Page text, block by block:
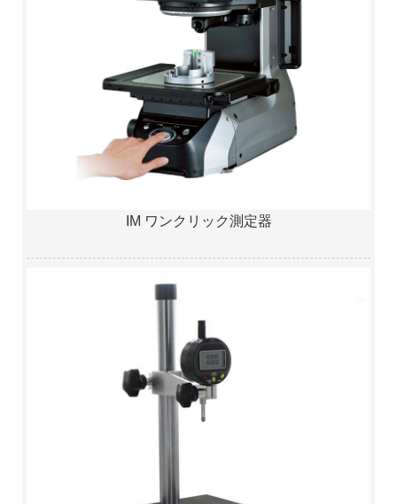
IM ワンクリック測定器